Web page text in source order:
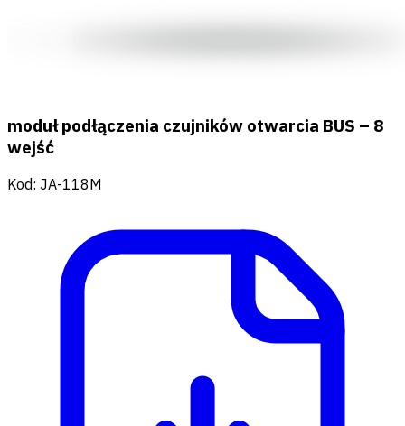
moduł podłączenia czujników otwarcia BUS – 8
wejść
Kod: JA-118M